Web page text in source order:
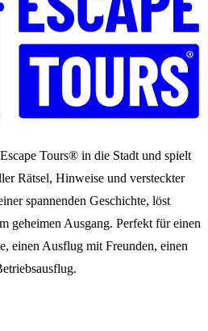
Tours® in die Stadt und spielt
Rätsel, Hinweise und versteckter
spannenden Geschichte, löst
geheimen Ausgang. Perfekt für einen
einen Ausflug mit Freunden, einen